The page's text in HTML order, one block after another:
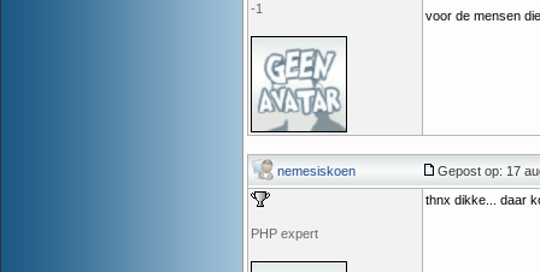
-1 voor de mensen
nemesiskoen Gepost op: 17
PHP expert
thnx dikke... daar